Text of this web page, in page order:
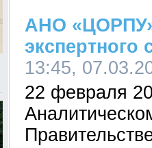
АНО
экспертного
13:45,
22 февраля